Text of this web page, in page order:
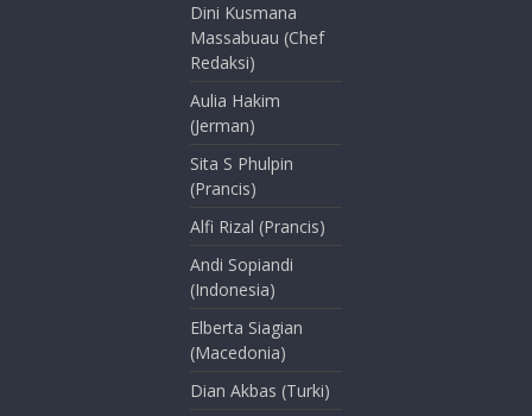
Dini Kusmana
Massabuau (Chef
Redaksi)
Aulia Hakim
(Jerman)
Sita S Phulpin
(Prancis)
Alfi Rizal (Prancis)
Andi Sopiandi
(Indonesia)
Elberta Siagian
(Macedonia)
Dian Akbas (Turki)